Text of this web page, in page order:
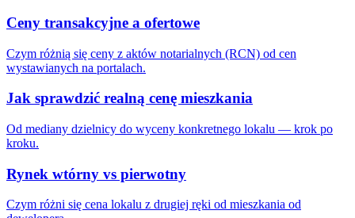
Ceny transakcyjne a ofertowe
Czym różnią się ceny z aktów notarialnych (RCN) od cen
wystawianych na portalach.
Jak sprawdzić realną cenę mieszkania
Od mediany dzielnicy do wyceny konkretnego lokalu — krok po
kroku.
Rynek wtórny vs pierwotny
Czym różni się cena lokalu z drugiej ręki od mieszkania od